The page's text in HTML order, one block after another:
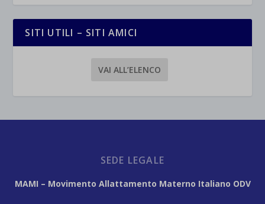
SITI UTILI – SITI AMICI
VAI ALL’ELENCO
SEDE LEGALE
MAMI – Movimento Allattamento Materno Italiano ODV